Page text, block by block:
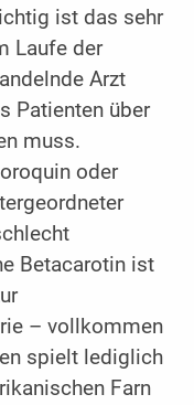
ist das sehr
Laufe der
Arzt
Patienten über
muss.
oder
Betacarotin ist
– vollkommen
spielt lediglich
Farn